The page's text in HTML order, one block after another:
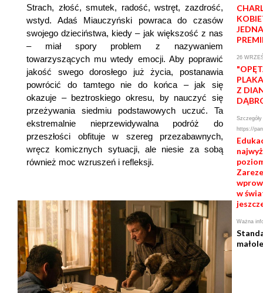
Strach, złość, smutek, radość, wstręt, zazdrość,
wstyd. Adaś Miauczyński powraca do czasów
swojego dzieciństwa, kiedy – jak większość z nas
– miał spory problem z nazywaniem
towarzyszących mu wtedy emocji. Aby poprawić
jakość swego dorosłego już życia, postanawia
powrócić do tamtego nie do końca – jak się
okazuje – beztroskiego okresu, by nauczyć się
przeżywania siedmiu podstawowych uczuć. Ta
ekstremalnie nieprzewidywalna podróż do
przeszłości obfituje w szereg przezabawnych,
wręcz komicznych sytuacji, ale niesie za sobą
również moc wzruszeń i refleksji.
26
Z
https://
w
Ważna